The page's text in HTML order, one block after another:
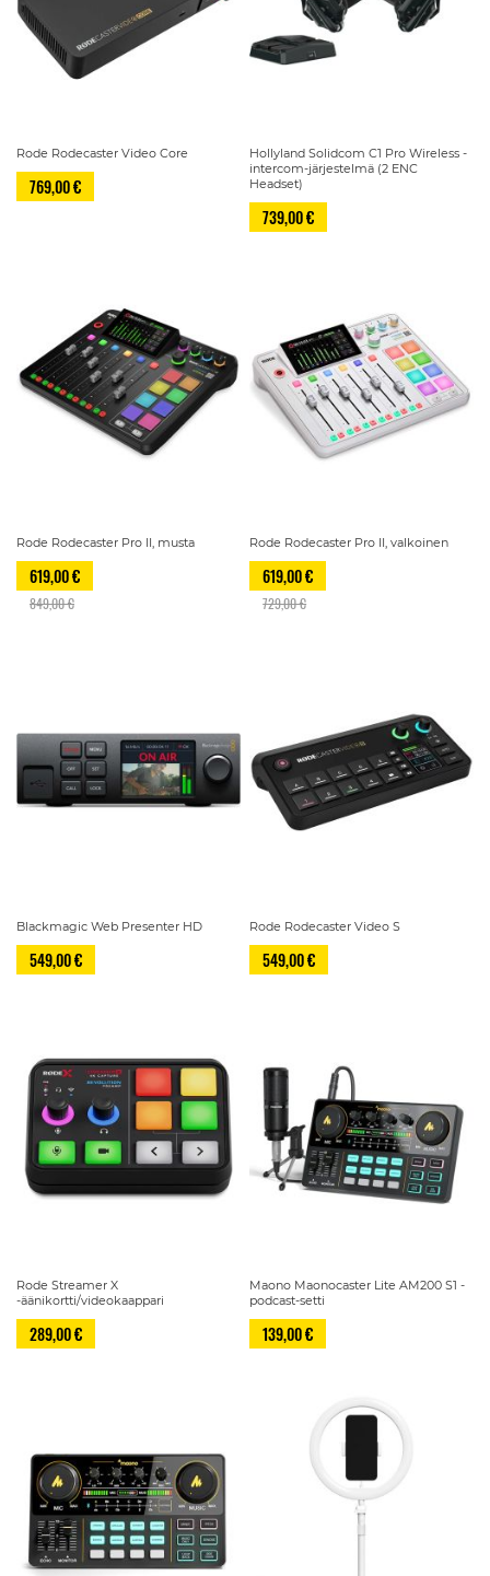
Rode Rodecaster Video Core
769,00 €
Hollyland Solidcom C1 Pro Wireless -
intercom-järjestelmä (2 ENC
Headset)
739,00 €
Rode Rodecaster Pro II, musta
619,00 €
849,00 €
Rode Rodecaster Pro II, valkoinen
619,00 €
729,00 €
Blackmagic Web Presenter HD
549,00 €
Rode Rodecaster Video S
549,00 €
Rode Streamer X
-äänikortti/videokaappari
289,00 €
Maono Maonocaster Lite AM200 S1 -
podcast-setti
139,00 €